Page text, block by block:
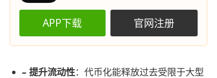
APP下载 官网注册
– 提升流动性：代币化能释放过去受限于大型